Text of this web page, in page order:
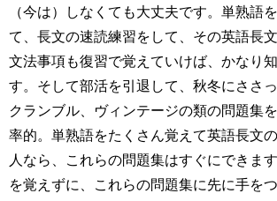
（今は）しなくても大丈夫です。単熟語
て、長文の速読練習をして、その英語長
文法事項も復習で覚えていけば、かなり
す。そして部活を引退して、秋冬にささ
クランブル、ヴィンテージの類の問題集
率的。単熟語をたくさん覚えて英語長文
人なら、これらの問題集はすぐにできま
を覚えずに、これらの問題集に先に手を